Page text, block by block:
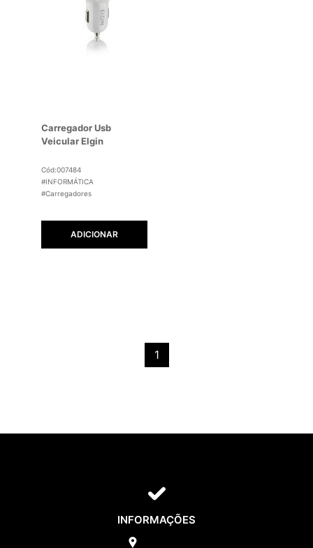
Carregador Usb
Veicular Elgin
Cód:007484
#INFORMÁTICA
#Carregadores
ADICIONAR
1
INFORMAÇÕES